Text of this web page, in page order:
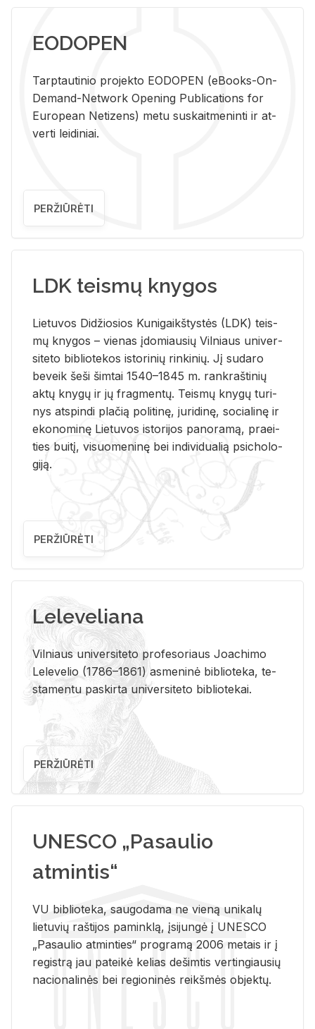
EODOPEN
Tarp­tau­ti­nio pro­jek­to EO­DO­PEN (eBo­oks-On-
De­mand-Ne­twork Ope­ning Pub­li­ca­tions for
Eu­ro­pe­an Ne­ti­zens) metu su­skait­me­nin­ti ir at­
ver­ti lei­di­niai.
PERŽIŪRĖTI
LDK teismų knygos
Lie­tu­vos Di­džio­sios Ku­ni­gaikš­tys­tės (LDK) teis­
mų kny­gos – vie­nas įdo­miau­sių Vil­niaus uni­ver­
si­te­to bi­b­lio­te­kos is­to­ri­nių rin­ki­nių. Jį su­da­ro
be­veik šeši šim­tai 1540–1845 m. rank­raš­ti­nių
aktų kny­gų ir jų frag­men­tų. Teis­mų kny­gų tu­ri­
nys at­spin­di pla­čią po­li­ti­nę, ju­ri­di­nę, so­cia­li­nę ir
eko­no­mi­nę Lie­tu­vos is­to­ri­jos pa­no­ra­mą, pra­ei­
ties bui­tį, vi­suo­me­ni­nę bei in­di­vi­dua­lią psi­cho­lo­
gi­ją.
PERŽIŪRĖTI
Leleveliana
Vil­niaus uni­ver­si­te­to pro­fe­so­riaus Jo­a­chi­mo
Le­le­ve­lio (1786–1861) as­me­ni­nė bi­b­lio­te­ka, te­
sta­men­tu pa­skir­ta uni­ver­si­te­to bi­b­lio­te­kai.
PERŽIŪRĖTI
UNESCO „Pasaulio
atmintis“
VU biblioteka, saugodama ne vieną unikalų
lietuvių raštijos paminklą, įsijungė į UNESCO
„Pasaulio atminties“ programą 2006 metais ir į
registrą jau pateikė kelias dešimtis vertingiausių
nacionalinės bei regioninės reikšmės objektų.